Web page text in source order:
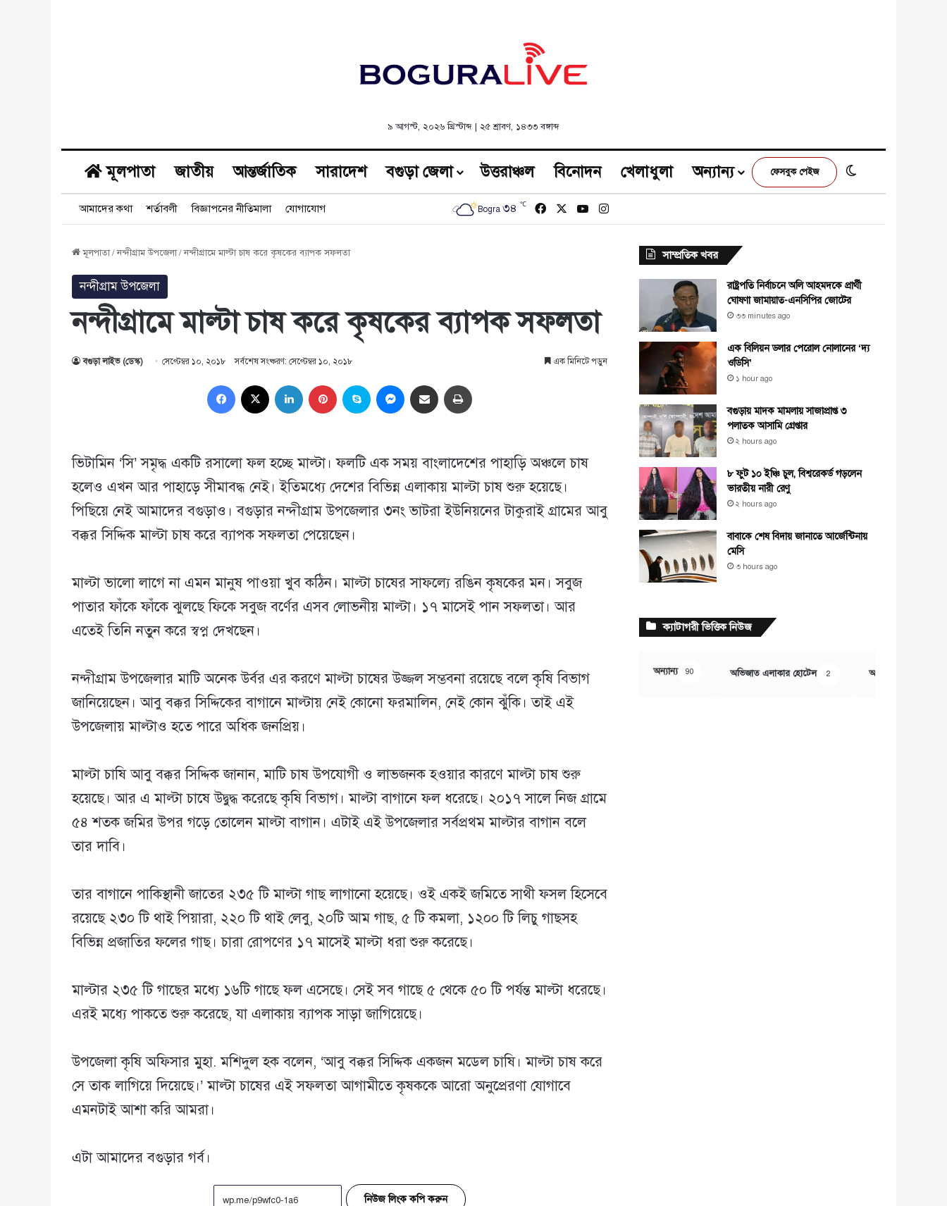
৯ আগস্ট, ২০২৬ খ্রিস্টাব্দ | ২৫ শ্রাবণ, ১৪৩৩ বঙ্গাব্দ
মূলপাতা জাতীয় আন্তর্জাতিক সারাদেশ বগুড়া জেলা উত্তরাঞ্চল বিনোদন খেলাধুলা অন্যান্য ফেসবুক পেইজ
আমাদের কথা শর্তাবলী বিজ্ঞাপনের নীতিমালা যোগাযোগ Bogra ৩৪ ℃ FacebookYouTubeInstagram
মূলপাতা/নন্দীগ্রাম উপজেলা/নন্দীগ্রামে মাল্টা চাষ করে কৃষকের ব্যাপক সফলতা
নন্দীগ্রাম উপজেলা
নন্দীগ্রামে মাল্টা চাষ করে কৃষকের ব্যাপক সফলতা
বগুড়া লাইভ (ডেস্ক) সেপ্টেম্বর ১০, ২০১৮ সর্বশেষ সংষ্করণ: সেপ্টেম্বর ১০, ২০১৮ এক মিনিটে পড়ুন
Facebook LinkedIn Pinterest Skype MessengerShare via Email
ভিটামিন ‘সি’ সমৃদ্ধ একটি রসালো ফল হচ্ছে মাল্টা। ফলটি এক সময় বাংলাদেশের পাহাড়ি অঞ্চলে চাষ
হলেও এখন আর পাহাড়ে সীমাবদ্ধ নেই। ইতিমধ্যে দেশের বিভিন্ন এলাকায় মাল্টা চাষ শুরু হয়েছে।
পিছিয়ে নেই আমাদের বগুড়াও। বগুড়ার নন্দীগ্রাম উপজেলার ৩নং ভাটরা ইউনিয়নের টাকুরাই গ্রামের আবু
বক্কর সিদ্দিক মাল্টা চাষ করে ব্যাপক সফলতা পেয়েছেন।
মাল্টা ভালো লাগে না এমন মানুষ পাওয়া খুব কঠিন। মাল্টা চাষের সাফল্যে রঙিন কৃষকের মন। সবুজ
পাতার ফাঁকে ফাঁকে ঝুলছে ফিকে সবুজ বর্ণের এসব লোভনীয় মাল্টা। ১৭ মাসেই পান সফলতা। আর
এতেই তিনি নতুন করে স্বপ্ন দেখছেন।
নন্দীগ্রাম উপজেলার মাটি অনেক উর্বর এর করণে মাল্টা চাষের উজ্জল সম্ভবনা রয়েছে বলে কৃষি বিভাগ
জানিয়েছেন। আবু বক্কর সিদ্দিকের বাগানে মাল্টায় নেই কোনো ফরমালিন, নেই কোন ঝুঁকি। তাই এই
উপজেলায় মাল্টাও হতে পারে অধিক জনপ্রিয়।
মাল্টা চাষি আবু বক্কর সিদ্দিক জানান, মাটি চাষ উপযোগী ও লাভজনক হওয়ার কারণে মাল্টা চাষ শুরু
হয়েছে। আর এ মাল্টা চাষে উদ্বুদ্ধ করেছে কৃষি বিভাগ। মাল্টা বাগানে ফল ধরেছে। ২০১৭ সালে নিজ গ্রামে
৫৪ শতক জমির উপর গড়ে তোলেন মাল্টা বাগান। এটাই এই উপজেলার সর্বপ্রথম মাল্টার বাগান বলে
তার দাবি।
তার বাগানে পাকিস্থানী জাতের ২৩৫ টি মাল্টা গাছ লাগানো হয়েছে। ওই একই জমিতে সাথী ফসল হিসেবে
রয়েছে ২৩০ টি থাই পিয়ারা, ২২০ টি থাই লেবু, ২০টি আম গাছ, ৫ টি কমলা, ১২০০ টি লিচু গাছসহ
বিভিন্ন প্রজাতির ফলের গাছ। চারা রোপণের ১৭ মাসেই মাল্টা ধরা শুরু করেছে।
মাল্টার ২৩৫ টি গাছের মধ্যে ১৬টি গাছে ফল এসেছে। সেই সব গাছে ৫ থেকে ৫০ টি পর্যন্ত মাল্টা ধরেছে।
এরই মধ্যে পাকতে শুরু করেছে, যা এলাকায় ব্যাপক সাড়া জাগিয়েছে।
উপজেলা কৃষি অফিসার মুহা. মশিদুল হক বলেন, ‘আবু বক্কর সিদ্দিক একজন মডেল চাষি। মাল্টা চাষ করে
সে তাক লাগিয়ে দিয়েছে।’ মাল্টা চাষের এই সফলতা আগামীতে কৃষককে আরো অনুপ্রেরণা যোগাবে
এমনটাই আশা করি আমরা।
এটা আমাদের বগুড়ার গর্ব।
নিউজ লিংক কপি করুন
সাম্প্রতিক খবর
রাষ্ট্রপতি নির্বাচনে অলি আহমদকে প্রার্থী
ঘোষণা জামায়াত-এনসিপির জোটের
৩৩ minutes ago
এক বিলিয়ন ডলার পেরোল নোলানের ‘দ্য
ওডিসি’
১ hour ago
বগুড়ায় মাদক মামলায় সাজাপ্রাপ্ত ৩
পলাতক আসামি গ্রেপ্তার
২ hours ago
৮ ফুট ১০ ইঞ্চি চুল, বিশ্বরেকর্ড গড়লেন
ভারতীয় নারী রেণু
২ hours ago
বাবাকে শেষ বিদায় জানাতে আর্জেন্টিনায়
মেসি
৩ hours ago
ক্যাটাগরী ভিত্তিক নিউজ
অন্যান্য 90 অভিজাত এলাকার হোটেল 2 অর্থ ও বানিজ্য